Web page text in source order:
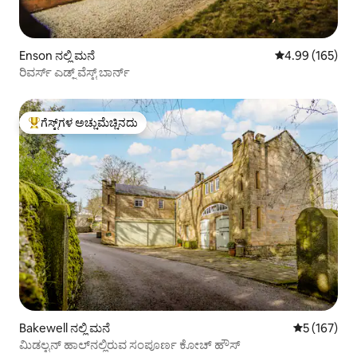
Enson ನಲ್ಲಿ ಮನೆ 5 ರಲ್ಲಿ 4.99
4.99 (165)
ರಿವರ್ಸ್ ಎಡ್ಜ್ ವೆಸ್ಟ್ ಬಾರ್ನ್
ಗೆಸ್ಟ್‌ಗಳಿಗೆ ಅತಿ ಹೆಚ್ಚು ಅಚ್ಚುಮೆಚ್ಚಿನದು
ಗೆಸ್ಟ್‌ಗಳ ಅಚ್ಚುಮೆಚ್ಚಿನದು
Bakewell ನಲ್ಲಿ ಮನೆ 5 ರಲ್ಲಿ 5
5 (167)
ಮಿಡಲ್ಟನ್ ಹಾಲ್‌ನಲ್ಲಿರುವ ಸಂಪೂರ್ಣ ಕೋಚ್ ಹೌಸ್